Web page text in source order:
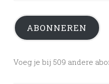
ABONNEREN
Voeg je bij 509 andere